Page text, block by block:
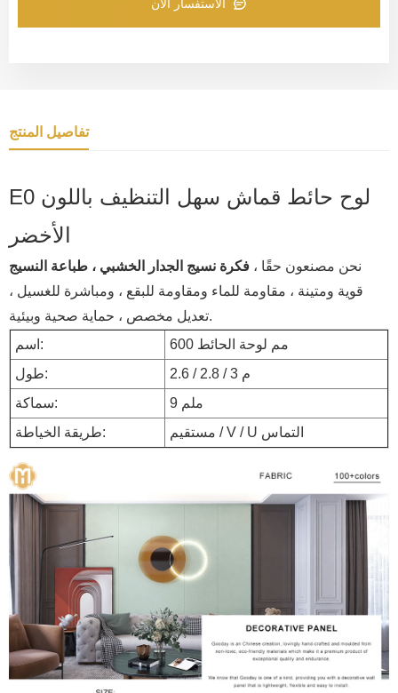
تفاصيل المنتج
E0 لوح حائط قماش سهل التنظيف باللون
الأخضر
نحن مصنعون حقًا ، فكرة نسيج الجدار الخشبي ، طباعة النسيج
قوية ومتينة ، مقاومة للماء ومقاومة للبقع ، ومباشرة للغسيل ،
تعديل مخصص ، حماية صحية وبيئية.
اسم:
600 مم لوحة الحائط
طول:
2.6 / 2.8 / 3 م
سماكة:
9 ملم
طريقة الخياطة:
مستقيم / V / U التماس